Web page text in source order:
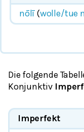
nōlī(wolle/tue
Die folgende
Konjunktiv
Imperfekt